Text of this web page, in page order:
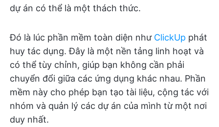
dự án có thể là một thách thức.
Đó là lúc phần mềm toàn diện như ClickUp phát
huy tác dụng. Đây là một nền tảng linh hoạt và
có thể tùy chỉnh, giúp bạn không cần phải
chuyển đổi giữa các ứng dụng khác nhau. Phần
mềm này cho phép bạn tạo tài liệu, cộng tác với
nhóm và quản lý các dự án của mình từ một nơi
duy nhất.